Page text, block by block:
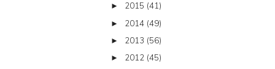
► 2015 (41)
► 2014 (49)
► 2013 (56)
► 2012 (45)